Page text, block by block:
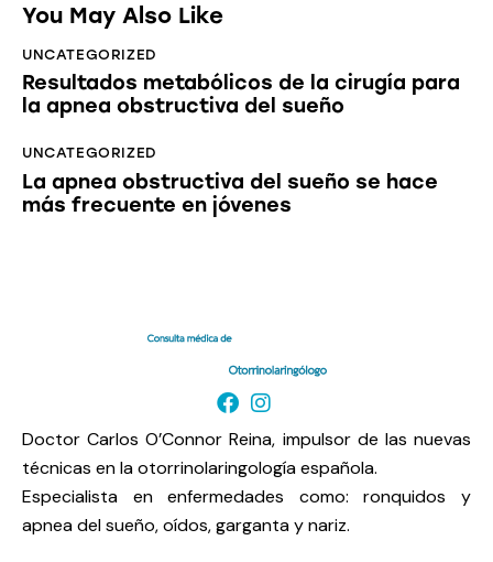
You May Also Like
UNCATEGORIZED
Resultados metabólicos de la cirugía para
la apnea obstructiva del sueño
UNCATEGORIZED
La apnea obstructiva del sueño se hace
más frecuente en jóvenes
Doctor Carlos O’Connor Reina, impulsor de las nuevas
técnicas en la otorrinolaringología española.
Especialista en enfermedades como: ronquidos y
apnea del sueño, oídos, garganta y nariz.